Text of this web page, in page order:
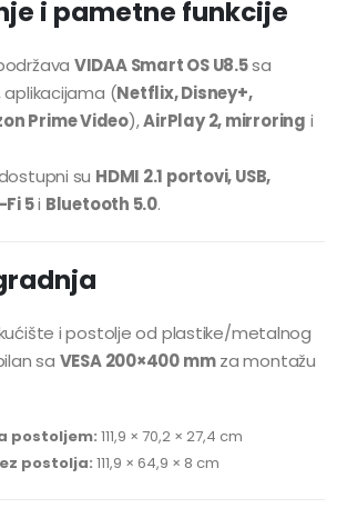
i pametne funkcije
VIDAA Smart OS U8.5sa
(Netflix, Disney+,
Prime Video),AirPlay 2, mirroring i
su HDMI 2.1 portovi, USB,
Fi 5i Bluetooth 5.0.
i postolje od plastike/metalnog
sa VESA 200×400 mmza montažu
postoljem: 111,9 × 70,2 × 27,4 cm
postolja: 111,9 × 64,9 × 8 cm